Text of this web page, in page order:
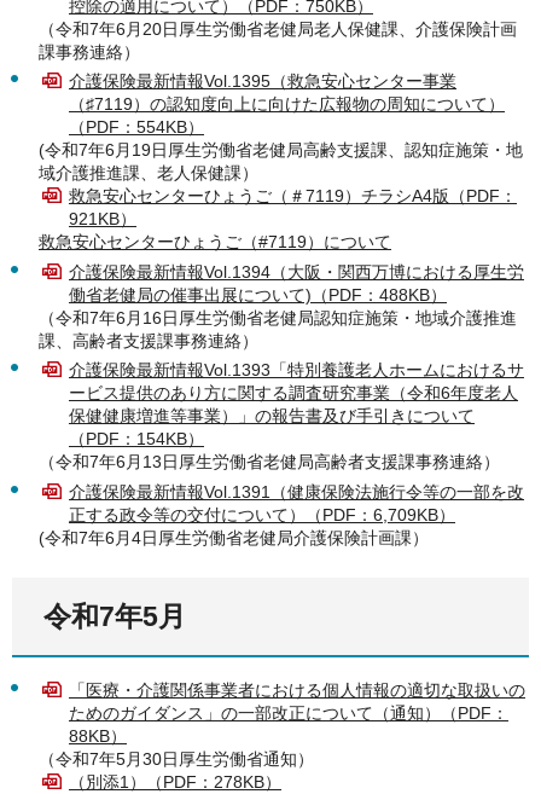
控除の適用について）（PDF：750KB）
（令和7年6月20日厚生労働省老健局老人保健課、介護保険計画
課事務連絡）
介護保険最新情報Vol.1395（救急安心センター事業
（♯7119）の認知度向上に向けた広報物の周知について）
（PDF：554KB）
(令和7年6月19日厚生労働省老健局高齢支援課、認知症施策・地
域介護推進課、老人保健課）
救急安心センターひょうご（＃7119）チラシA4版（PDF：
921KB）
救急安心センターひょうご（#7119）について
介護保険最新情報Vol.1394（大阪・関西万博における厚生労
働省老健局の催事出展について)（PDF：488KB）
（令和7年6月16日厚生労働省老健局認知症施策・地域介護推進
課、高齢者支援課事務連絡）
介護保険最新情報Vol.1393「特別養護老人ホームにおけるサ
ービス提供のあり方に関する調査研究事業（令和6年度老人
保健健康増進等事業）」の報告書及び手引きについて
（PDF：154KB）
（令和7年6月13日厚生労働省老健局高齢者支援課事務連絡）
介護保険最新情報Vol.1391（健康保険法施行令等の一部を改
正する政令等の交付について）（PDF：6,709KB）
(令和7年6月4日厚生労働省老健局介護保険計画課）
令和7年5月
「医療・介護関係事業者における個人情報の適切な取扱いの
ためのガイダンス」の一部改正について（通知）（PDF：
88KB）
（令和7年5月30日厚生労働省通知）
（別添1）（PDF：278KB）